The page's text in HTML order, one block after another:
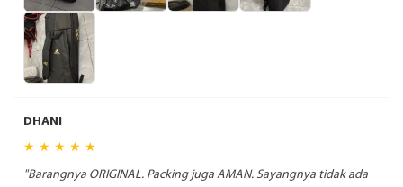
DHANI
★ ★ ★ ★ ★
"Barangnya ORIGINAL. Packing juga AMAN. Sayangnya tidak ada